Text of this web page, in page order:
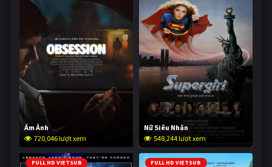
Ám Ảnh
720,046 lượt xem
Nữ Siêu Nhân
548,244 lượt xem
FULL HD VIETSUB FULL HD VIETSUB